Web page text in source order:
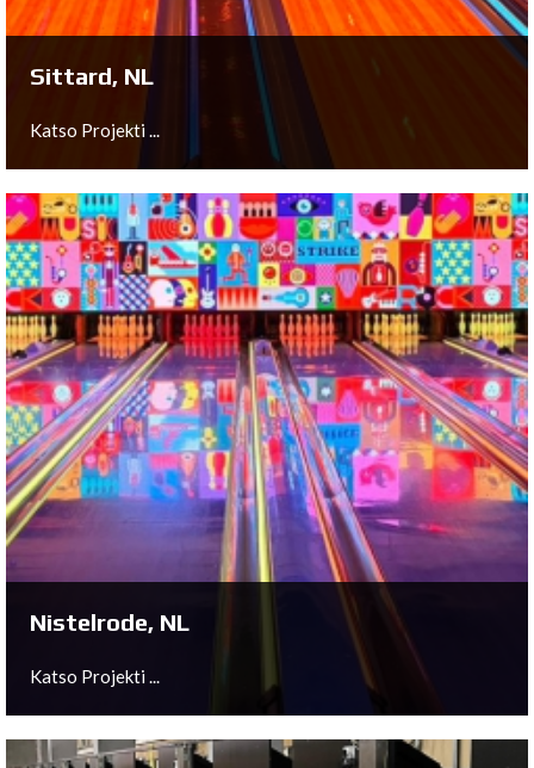
Sittard, NL
Katso Projekti ...
Sittard, NL
Katso Projekti ...
Nistelrode, NL
Katso Projekti ...